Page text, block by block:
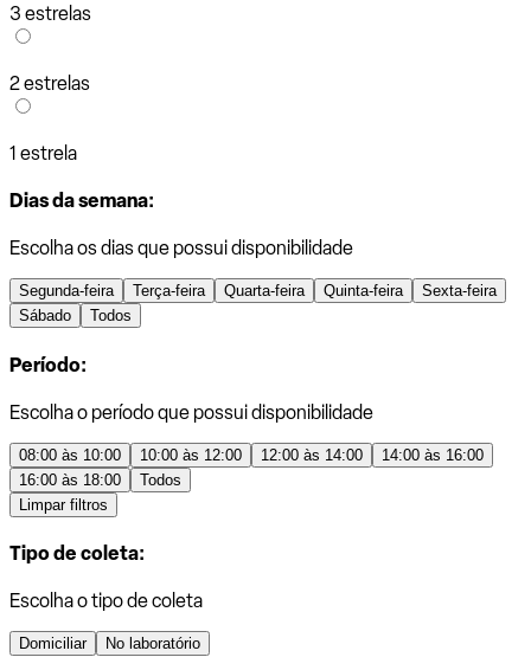
3 estrelas
2 estrelas
1 estrela
Dias da semana:
Escolha os dias que possui disponibilidade
Segunda-feira Terça-feira Quarta-feira Quinta-feira
Sexta-feira
Sábado
Todos
Período:
Escolha o período que possui disponibilidade
08:00 às 10:00 10:00 às 12:00 12:00 às 14:00
14:00 às 16:00
16:00 às 18:00
Todos
Limpar filtros
Tipo de coleta:
Escolha o tipo de coleta
Domiciliar No laboratório